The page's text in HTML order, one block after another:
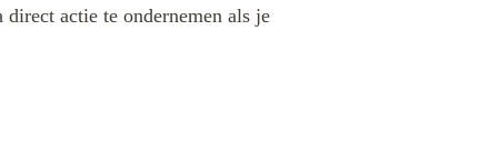
actie te ondernemen als je